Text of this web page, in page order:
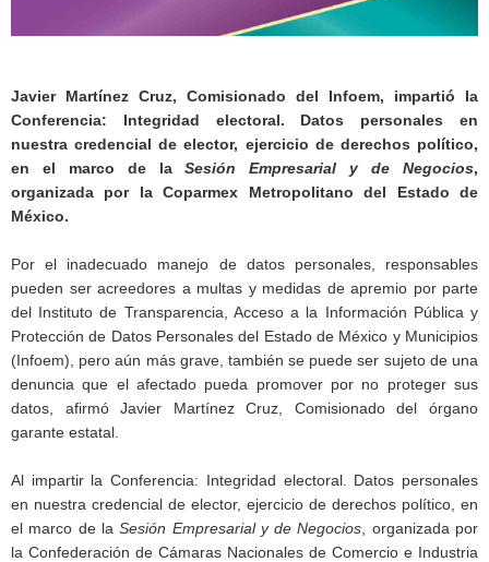
Javier Martínez Cruz, Comisionado del Infoem, impartió la
Conferencia: Integridad electoral. Datos personales en
nuestra credencial de elector, ejercicio de derechos político,
en el marco de laSesión Empresarial y de Negocios,
organizada por la Coparmex Metropolitano del Estado de
México.
Por el inadecuado manejo de datos personales, responsables
pueden ser acreedores a multas y medidas de apremio por parte
del Instituto de Transparencia, Acceso a la Información Pública y
Protección de Datos Personales del Estado de México y Municipios
(Infoem), pero aún más grave, también se puede ser sujeto de una
denuncia que el afectado pueda promover por no proteger sus
datos, afirmó Javier Martínez Cruz, Comisionado del órgano
garante estatal.
Al impartir la Conferencia: Integridad electoral. Datos personales
en nuestra credencial de elector, ejercicio de derechos político, en
el marco de laSesión Empresarial y de Negocios , organizada por
la Confederación de Cámaras Nacionales de Comercio e Industria